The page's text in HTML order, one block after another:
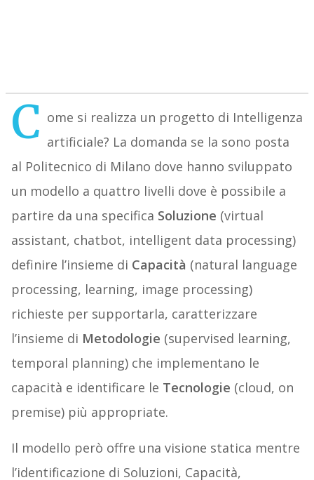
C ome si realizza un progetto di Intelligenza
artificiale? La domanda se la sono posta
al Politecnico di Milano dove hanno sviluppato
un modello a quattro livelli dove è possibile a
partire da una specifica Soluzione (virtual
assistant, chatbot, intelligent data processing)
definire l’insieme di Capacità (natural language
processing, learning, image processing)
richieste per supportarla, caratterizzare
l’insieme di Metodologie (supervised learning,
temporal planning) che implementano le
capacità e identificare le Tecnologie (cloud, on
premise) più appropriate.
Il modello però offre una visione statica mentre
l’identificazione di Soluzioni, Capacità,